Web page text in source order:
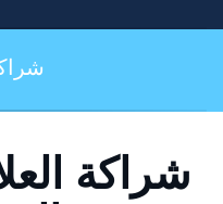
شراكة